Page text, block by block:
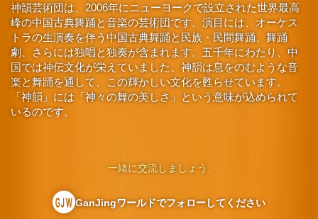
神韻芸術団は、2006年にニューヨークで設立された世界最高
峰の中国古典舞踊と音楽の芸術団です。演目には、オーケス
トラの生演奏を伴う中国古典舞踊と民族・民間舞踊、舞踊
劇、さらには独唱と独奏が含まれます。五千年にわたり、中
国では神伝文化が栄えていました。神韻は息をのむような音
楽と舞踊を通して、この輝かしい文化を甦らせています。
「神韻」には「神々の舞の美しさ」という意味が込められて
いるのです。
一緒に交流しましょう:
GanJingワールドでフォローしてください